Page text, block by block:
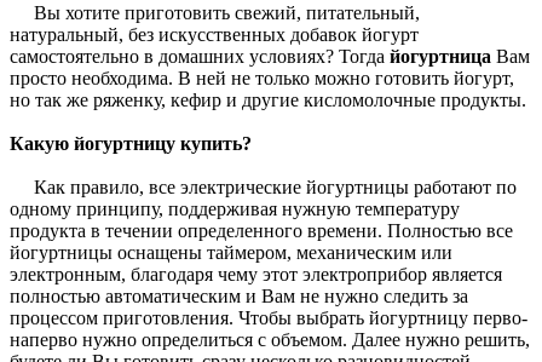
Вы хотите приготовить свежий, питательный,
натуральный, без искусственных добавок йогурт
самостоятельно в домашних условиях? Тогда йогуртница Вам
просто необходима. В ней не только можно готовить йогурт,
но так же ряженку, кефир и другие кисломолочные продукты.
Какую йогуртницу купить?
Как правило, все электрические йогуртницы работают по
одному принципу, поддерживая нужную температуру
продукта в течении определенного времени. Полностью все
йогуртницы оснащены таймером, механическим или
электронным, благодаря чему этот электроприбор является
полностью автоматическим и Вам не нужно следить за
процессом приготовления. Чтобы выбрать йогуртницу перво-
наперво нужно определиться с объемом. Далее нужно решить,